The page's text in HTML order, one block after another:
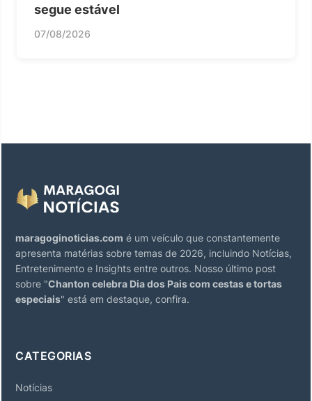
segue estável
07/08/2026
maragoginoticias.com é um veículo que constantemente
apresenta matérias sobre temas de 2026, incluindo Notícias,
Entretenimento e Insights entre outros. Nosso último post
sobre "Chanton celebra Dia dos Pais com cestas e tortas
especiais" está em destaque, confira.
CATEGORIAS
Notícias